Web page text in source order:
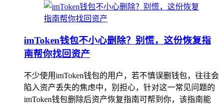
imToken钱包不小心删除？别慌，这份恢复指
南帮你找回资产
不少使用imToken钱包的用户，若不慎误删钱包，往往会
陷入资产丢失的焦虑中，别担心，针对这一常见问题的
imToken钱包删除后资产恢复指南可帮到你，该指南能